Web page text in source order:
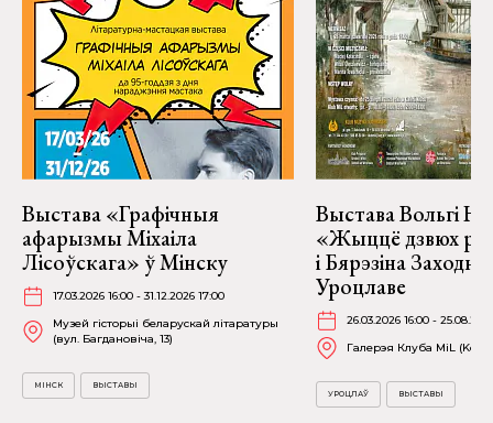
Выстава «Графічныя
афарызмы Міхаіла
Лісоўскага» ў Мінску
17.03.2026 16:00 - 31.12.2026 17:00
Музей гісторыі беларускай літаратуры
(вул. Багдановіча, 13)
МІНСК ВЫСТАВЫ
Выстава Вольгі
«Жыццё дзвюх
і Бярэзіна
Уроцлаве
26.03.2026 16:00 -
Галерэя Клуба MiL
УРОЦЛАЎ ВЫСТАВЫ